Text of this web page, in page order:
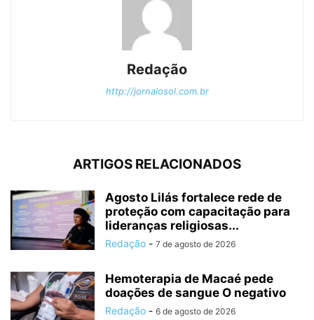
Redação
http://jornalosol.com.br
ARTIGOS RELACIONADOS
Agosto Lilás fortalece rede de
proteção com capacitação para
lideranças religiosas...
Redação - 7 de agosto de 2026
Hemoterapia de Macaé pede
doações de sangue O negativo
Redação - 6 de agosto de 2026